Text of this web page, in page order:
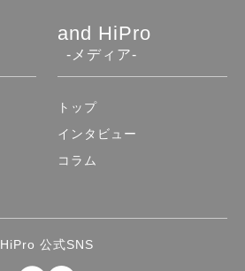
HiPro 公式SNS
and HiPro
-メディア-
トップ
インタビュー
コラム